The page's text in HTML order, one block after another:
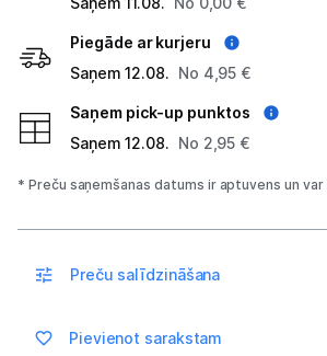
Telefoni, planšetdatori
Sadzīves tehnika
Skaistumkopšana
Piegāde ar kurjeru
Saņem 12.08. No 4,95 €
Saņem pick-up punktos
Saņem 12.08. No 2,95 €
* Preču saņemšanas datums ir aptuvens un
Preču salīdzināšana
Pievienot sarakstam